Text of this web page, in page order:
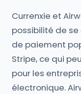
Currenxie et
possibilité de
de paiement
Stripe, ce qui
pour les
électronique.